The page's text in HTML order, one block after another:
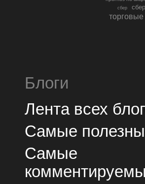
сбер
Блоги
Лента всех
Самые
Самые